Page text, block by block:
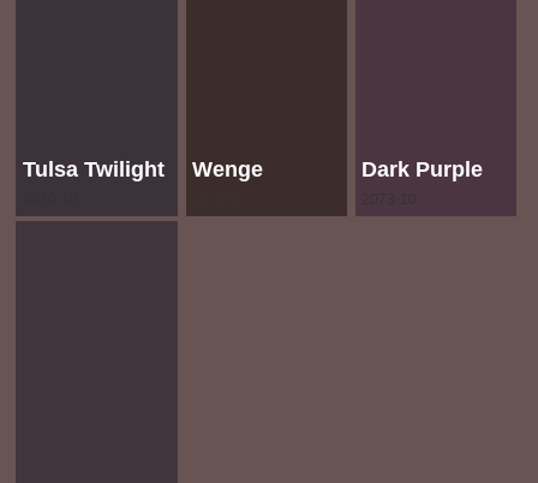
Tulsa Twilight Wenge Dark Purple
2073-10